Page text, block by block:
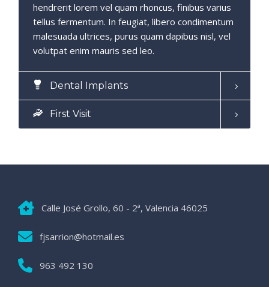
hendrerit lorem vel quam rhoncus, finibus varius
tellus fermentum. In feugiat, libero condimentum
malesuada ultrices, purus quam dapibus nisl, vel
volutpat enim mauris sed leo.
Dental Implants
First Visit
Calle José Grollo, 60 - 2ª, Valencia 46025
fjsarrion@hotmail.es
963 492 130